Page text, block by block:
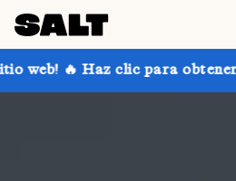
para obtener más información.